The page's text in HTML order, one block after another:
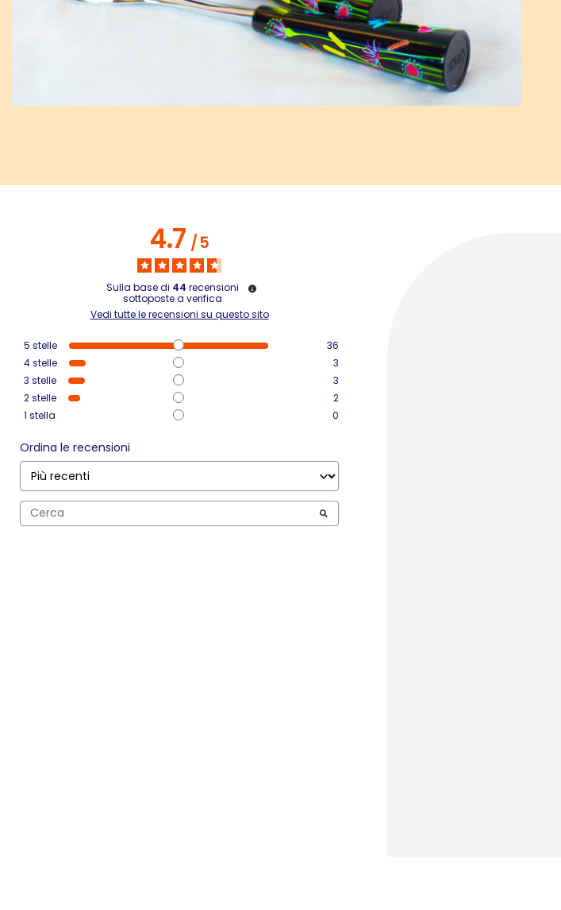
4.7/5
Sulla base di 44 recensioni
sottoposte a verifica
Vedi tutte le recensioni su questo sito
5 stelle
36
4stelle
3
3 stelle
3
2stelle
2
1 stella 0
Ordina le recensioni